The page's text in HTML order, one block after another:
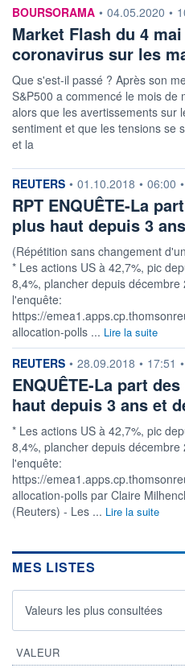
NOTATION MORNINGSTAR ⁽¹⁾
1/7
ISR
Ce fonds détient le
information fournie par
BOURSORAMA • 04.05.2020 •
Market Flash du 4
coronavirus sur les
Que s'est-il passé ? Après son
S&P500 a commencé le mois de
alors que les avertissements sur
sentiment et que les tensions se
et la
information fournie par
REUTERS • 01.10.2018 • 06:00 •
RPT ENQUÊTE-La
plus haut depuis 3
(Répétition sans changement
* Les actions US à 42,7%, pic
8,4%, plancher depuis
l'enquête:
https://
allocation-polls ... Lire la suite
information fournie par
REUTERS • 28.09.2018 • 17:51 •
ENQUÊTE-La part
haut depuis 3 ans et
* Les actions US à 42,7%, pic
8,4%, plancher depuis
l'enquête:
https://
allocation-polls par Claire
(Reuters) - Les ... Lire la suite
MES LISTES
Valeurs les plus consultées
VALEUR